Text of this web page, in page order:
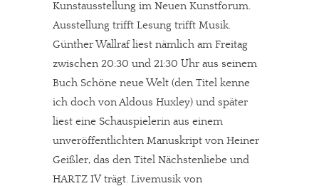
Werbung. Beide Einnahmequellen sind in den letzten Monaten
stark zurückgegangen.
Solltest Du unsere unabhängige Berichterstattung schätzen,
kannst Du uns mit einer kleinen Spende unterstützen.
Paypal - danke@meinesuedstadt.de
JETZT SPENDEN Schon erledigt!
Kunstausstellung im Neuen Kunstforum.
Ausstellung trifft Lesung trifft Musik.
Günther Wallraf liest nämlich am Freitag
zwischen 20:30 und 21:30 Uhr aus seinem
Buch Schöne neue Welt (den Titel kenne
ich doch von Aldous Huxley) und später
liest eine Schauspielerin aus einem
unveröffentlichten Manuskript von Heiner
Geißler, das den Titel Nächstenliebe und
HARTZ IV trägt. Livemusik von